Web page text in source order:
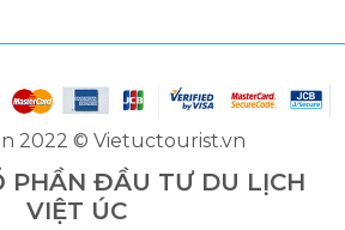
2022 © Vietuctourist.vn
PHẦN ĐẦU TƯ DU LỊCH
VIỆT ÚC